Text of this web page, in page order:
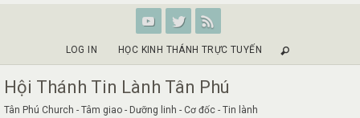
LOG IN HỌC KINH THÁNH TRỰC TUYẾN
Hội Thánh Tin Lành Tân Phú
Tân Phú Church - Tâm giao - Dưỡng linh - Cơ đốc - Tin lành